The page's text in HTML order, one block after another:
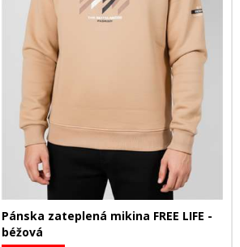
Pánska zateplená mikina FREE LIFE -
béžová